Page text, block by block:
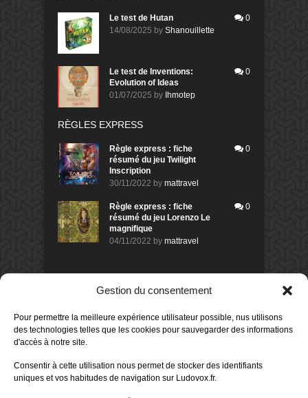
Gestion du consentement
Pour permettre la meilleure expérience utilisateur possible, nus utilisons
des technologies telles que les cookies pour sauvegarder des informations
d'accès à notre site.
Consentir à cette utilisation nous permet de stocker des identifiants
uniques et vos habitudes de navigation sur Ludovox.fr.
Le test de Hutan
14/08/2025 by Shanouillette
0
Le test de Inventions:
Evolution of Ideas
01/07/2025 by Ihmotep
0
RÈGLES EXPRESS
Règle express : fiche
résumé du jeu Twilight
Inscription
30/11/2022 by mattravel
0
Règle express : fiche
résumé du jeu Lorenzo Le
magnifique
04/11/2022 by mattravel
0
DERNIERS AVIS DES MEMBRES
Avis de
Sur le jeu Collect!
il y a 16 heures
Avis demorlockbob
Sur le jeu Detective Box - Ciao
80%